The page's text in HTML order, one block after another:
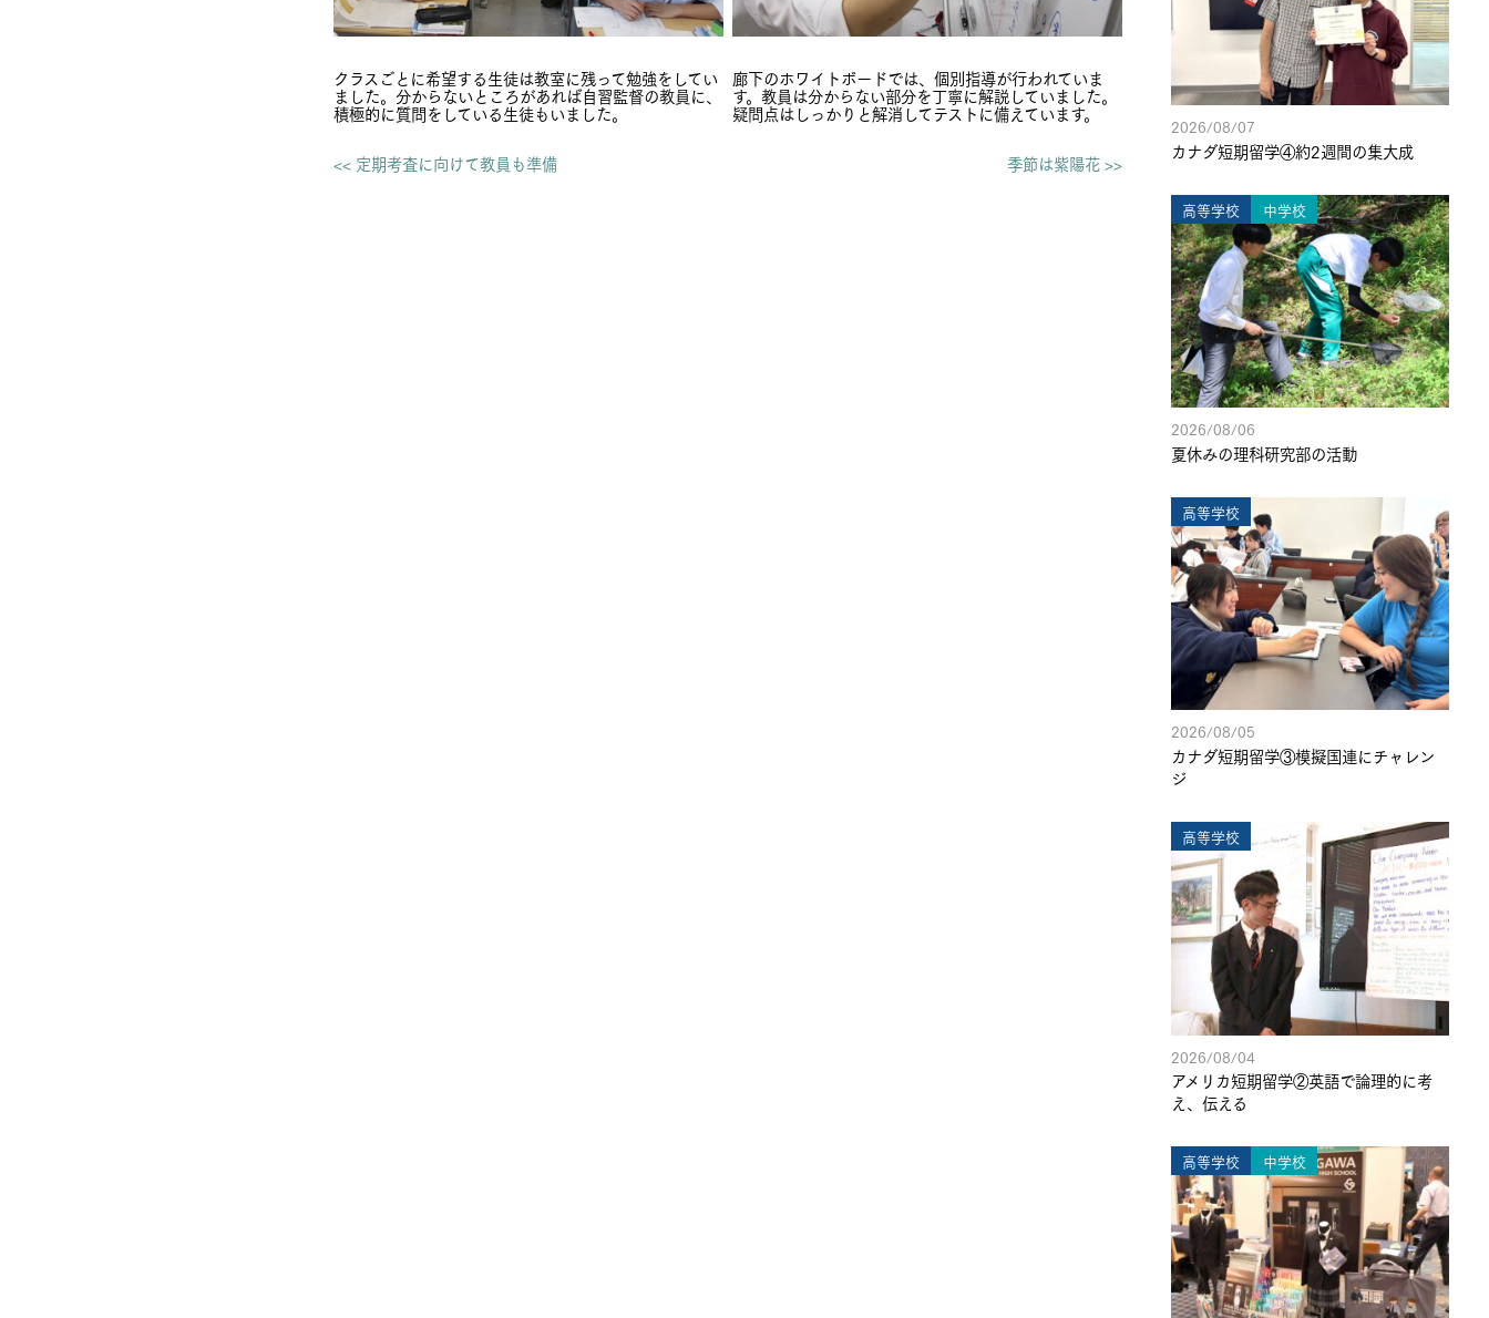
クラスごとに希望する生徒は教室に残って勉強をしてい
ました。分からないところがあれば自習監督の教員に、
積極的に質問をしている生徒もいました。
廊下のホワイトボードでは、個別指導が行われていま
す。教員は分からない部分を丁寧に解説していました。
疑問点はしっかりと解消してテストに備えています。
<< 定期考査に向けて教員も準備
季節は紫陽花 >>
2026/08/07
カナダ短期留学④約2週間の集大成
高等学校 中学校
2026/08/06
夏休みの理科研究部の活動
高等学校
2026/08/05
カナダ短期留学③模擬国連にチャレン
ジ
高等学校
2026/08/04
アメリカ短期留学②英語で論理的に考
え、伝える
高等学校 中学校